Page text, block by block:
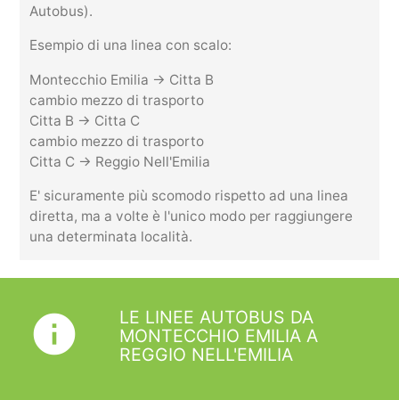
Autobus).
Esempio di una linea con scalo:
Montecchio Emilia -> Citta B
cambio mezzo di trasporto
Citta B -> Citta C
cambio mezzo di trasporto
Citta C -> Reggio Nell'Emilia
E' sicuramente più scomodo rispetto ad una linea
diretta, ma a volte è l'unico modo per raggiungere
una determinata località.
info
LE LINEE AUTOBUS DA
MONTECCHIO EMILIA A
REGGIO NELL'EMILIA